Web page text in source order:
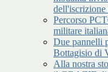
Percorso
militare
Due pannelli
Bottagisio di
Alla nostra